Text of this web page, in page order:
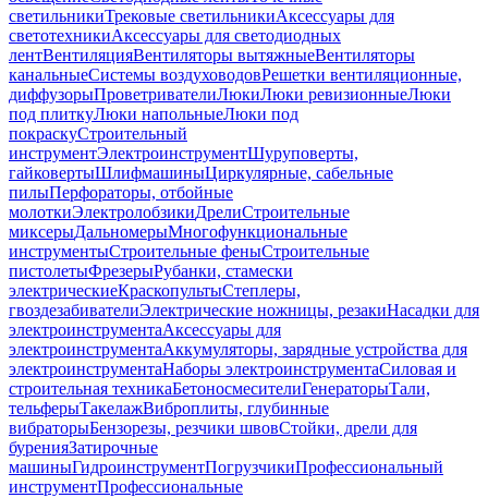
светильникиТрековые светильникиАксессуары для
светотехникиАксессуары для светодиодных
лентВентиляцияВентиляторы вытяжныеВентиляторы
канальныеСистемы воздуховодовРешетки вентиляционные,
диффузорыПроветривателиЛюкиЛюки ревизионныеЛюки
под плиткуЛюки напольныеЛюки под
покраскуСтроительный
инструментЭлектроинструментШуруповерты,
гайковертыШлифмашиныЦиркулярные, сабельные
пилыПерфораторы, отбойные
молоткиЭлектролобзикиДрелиСтроительные
миксерыДальномерыМногофункциональные
инструментыСтроительные феныСтроительные
пистолетыФрезерыРубанки, стамески
электрическиеКраскопультыСтеплеры,
гвоздезабивателиЭлектрические ножницы, резакиНасадки для
электроинструментаАксессуары для
электроинструментаАккумуляторы, зарядные устройства для
электроинструментаНаборы электроинструментаСиловая и
строительная техникаБетоносмесителиГенераторыТали,
тельферыТакелажВиброплиты, глубинные
вибраторыБензорезы, резчики швовСтойки, дрели для
буренияЗатирочные
машиныГидроинструментПогрузчикиПрофессиональный
инструментПрофессиональные